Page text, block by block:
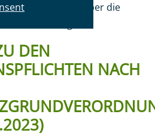
(DSGVO) über die
DEN
NACH